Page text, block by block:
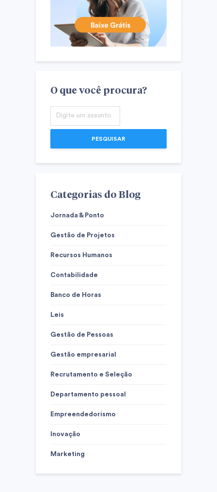
O que você procura?
PESQUISAR
Categorias do Blog
Jornada & Ponto
Gestão de Projetos
Recursos Humanos
Contabilidade
Banco de Horas
Leis
Gestão de Pessoas
Gestão empresarial
Recrutamento e Seleção
Departamento pessoal
Empreendedorismo
Inovação
Marketing